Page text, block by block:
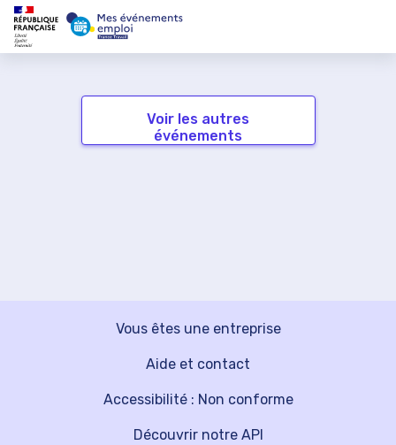
Voir les autres
événements
Vous êtes une entreprise
Découvrir notre API
Aide et contact
Accessibilité : Non conforme